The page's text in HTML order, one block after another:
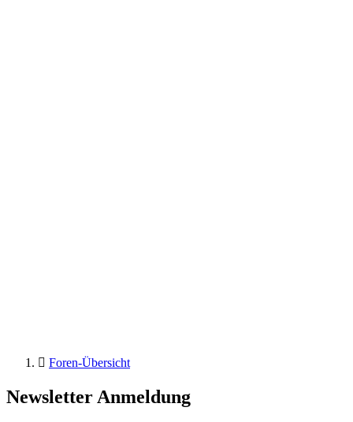
Foren-Übersicht
Newsletter Anmeldung